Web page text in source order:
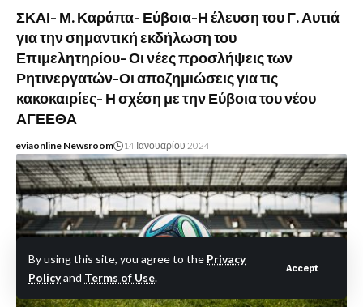
By using this site, you agree to the Privacy
Policyand Terms of Use.
Accept
ΣΚΑΙ- Μ. Καράπα- Εύβοια-Η έλευση του Γ. Αυτιά
για την σημαντική εκδήλωση του
Επιμελητηρίου- Οι νέες προσλήψεις των
Ρητινεργατών-Οι αποζημιώσεις για τις
κακοκαιρίες- Η σχέση με την Εύβοια του νέου
ΑΓΕΕΘΑ
eviaonline Newsroom 14 Ιανουαρίου 2024